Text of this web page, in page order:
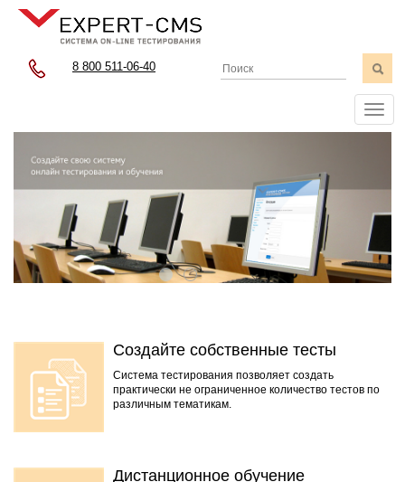
8 800 511-06-40
Меню
Создайте собственные тесты
Система тестирования позволяет создать
практически не ограниченное количество тестов по
различным тематикам.
Дистанционное обучение